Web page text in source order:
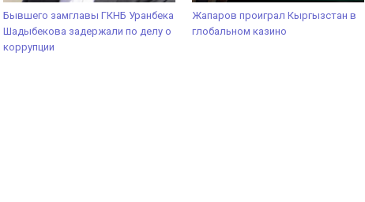
Бывшего замглавы ГКНБ Уранбека
Шадыбекова задержали по делу о
коррупции
Жапаров проиграл Кыргызстан в
глобальном казино